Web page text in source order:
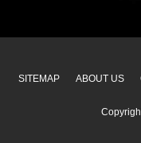
SITEMAP ABOUT US